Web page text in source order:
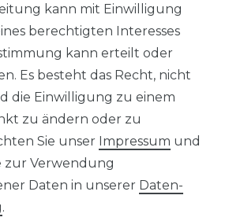
Wiederverkäufer?
uns unter :
avancarte.de/
unter: 0421 - 434430
versenden mit
kann mit Einwilligung
berechtigten Interesses
kann erteilt oder
Es besteht das Recht, nicht
die Einwilligung zu einem
zu ändern oder zu
Sie unser Impressum und
zur Verwendung
Daten in unserer Daten­
.